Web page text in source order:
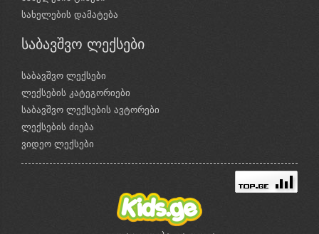
სახელების დამატება
საბავშვო ლექსები
საბავშვო ლექსები
ლექსების კატეგორიები
საბავშვო ლექსების ავტორები
ლექსების ძიება
ვიდეო ლექსები